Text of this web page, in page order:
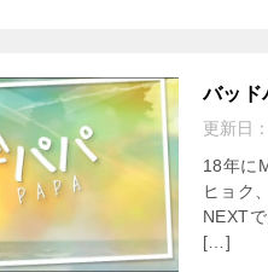
バッド
更新日：
18年に
ヒョク
NEXT
[…]